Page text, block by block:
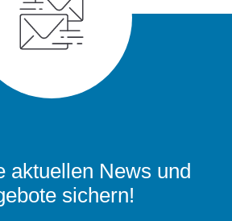
aktuellen News und
sichern!